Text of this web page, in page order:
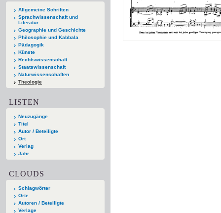
Allgemeine Schriften
Sprachwissenschaft und
Literatur
Geographie und Geschichte
Philosophie und Kabbala
Pädagogik
Künste
Rechtswissenschaft
Staatswissenschaft
Naturwissenschaften
Theologie
LISTEN
Neuzugänge
Titel
Autor / Beteiligte
Ort
Verlag
Jahr
CLOUDS
Schlagwörter
Orte
Autoren / Beteiligte
Verlage